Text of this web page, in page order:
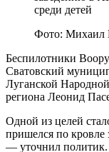
Фото: Михаил
Беспилотники
Сватовский
Луганской
региона Леонид
Одной из целей
пришелся по кровле
— уточнил политик.